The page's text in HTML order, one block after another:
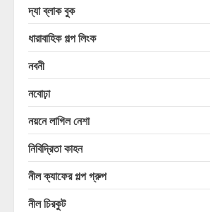
দ্যা ব্লাক বুক
ধারাবাহিক গল্প লিংক
নবনী
নবোঢ়া
নয়নে লাগিল নেশা
নিবিদ্রিতা কাহন
নীল ক্যাফের গল্প গ্রুপ
নীল চিরকুট